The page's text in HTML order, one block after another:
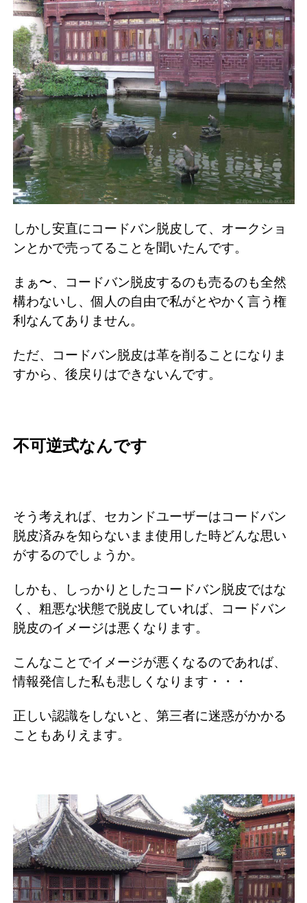
しかし安直にコードバン脱皮して、オークショ
ンとかで売ってることを聞いたんです。
まぁ〜、コードバン脱皮するのも売るのも全然
構わないし、個人の自由で私がとやかく言う権
利なんてありません。
ただ、コードバン脱皮は革を削ることになりま
すから、後戻りはできないんです。
不可逆式なんです
そう考えれば、セカンドユーザーはコードバン
脱皮済みを知らないまま使用した時どんな思い
がするのでしょうか。
しかも、しっかりとしたコードバン脱皮ではな
く、粗悪な状態で脱皮していれば、コードバン
脱皮のイメージは悪くなります。
こんなことでイメージが悪くなるのであれば、
情報発信した私も悲しくなります・・・
正しい認識をしないと、第三者に迷惑がかかる
こともありえます。